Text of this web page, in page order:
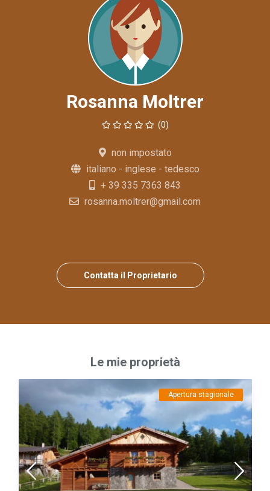
Rosanna Moltrer
(0)
non impostato
italiano - inglese - tedesco
+ 39 335 7363 843
rosanna.moltrer@gmail.com
Contatta il Proprietario
Le mie proprietà
Apertura stagionale